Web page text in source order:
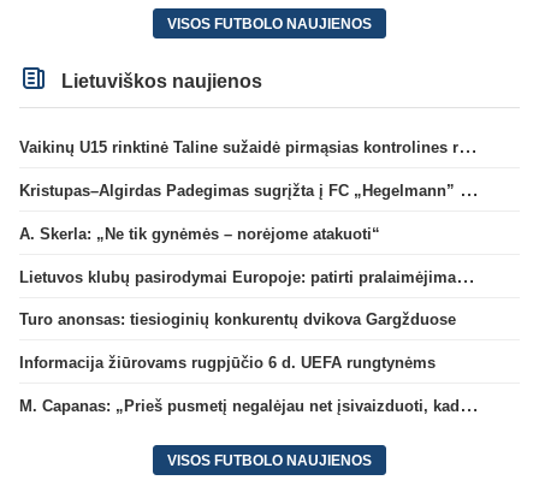
VISOS FUTBOLO NAUJIENOS
Lietuviškos naujienos
Vaikinų U15 rinktinė Taline sužaidė pirmąsias kontrolines rungtynes
Kristupas–Algirdas Padegimas sugrįžta į FC „Hegelmann” B sudėtį
A. Skerla: „Ne tik gynėmės – norėjome atakuoti“
Lietuvos klubų pasirodymai Europoje: patirti pralaimėjimai Kroatijos atstovams
Turo anonsas: tiesioginių konkurentų dvikova Gargžduose
Informacija žiūrovams rugpjūčio 6 d. UEFA rungtynėms
M. Capanas: „Prieš pusmetį negalėjau net įsivaizduoti, kad žaisime prieš „Hajduk“
VISOS FUTBOLO NAUJIENOS